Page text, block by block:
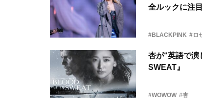
全ルックに注目
#BLACKPINK #ロ
杏が“英語で
SWEAT』
#WOWOW #杏